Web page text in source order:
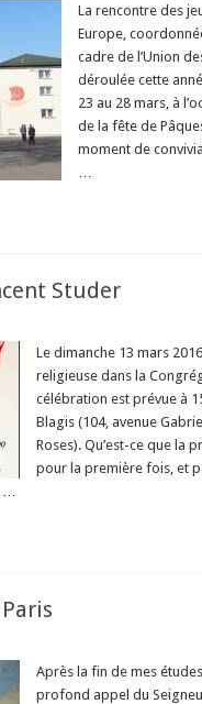
La rencontre des
Europe,
cadre de l’Union
déroulée cette
23 au 28 mars, à
de la fête de
moment de
…
Studer
Le dimanche 13 mars
religieuse dans la
célébration est prévue à
Blagis (104, avenue
Roses). Qu’est-ce que la
pour la première fois, et
…
Après la fin de mes
profond appel du